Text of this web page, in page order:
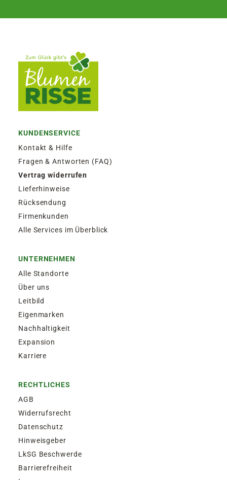
KUNDENSERVICE
Kontakt & Hilfe
Fragen & Antworten (FAQ)
Vertrag widerrufen
Lieferhinweise
Rücksendung
Firmenkunden
Alle Services im Überblick
UNTERNEHMEN
Alle Standorte
Über uns
Leitbild
Eigenmarken
Nachhaltigkeit
Expansion
Karriere
RECHTLICHES
AGB
Widerrufsrecht
Datenschutz
Hinweisgeber
LkSG Beschwerde
Barrierefreiheit